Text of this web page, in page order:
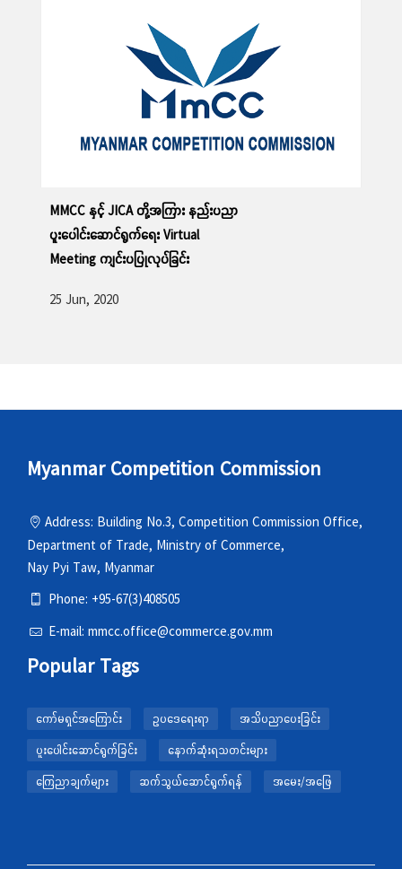
MMCC နှင့် JICA တို့အကြား နည်းပညာ
ပူးပေါင်းဆောင်ရွက်ရေး Virtual
Meeting ကျင်းပပြုလုပ်ခြင်း
25 Jun, 2020
Myanmar Competition Commission
Address: Building No.3, Competition Commission Office,
Department of Trade, Ministry of Commerce,
Nay Pyi Taw, Myanmar
Phone: +95-67(3)408505
E-mail: mmcc.office@commerce.gov.mm
Popular Tags
ကော်မရှင်အကြောင်း ဥပဒေရေးရာ အသိပညာပေးခြင်း
ပူးပေါင်းဆောင်ရွက်ခြင်း နောက်ဆုံးရသတင်းများ
ကြေညာချက်များ ဆက်သွယ်ဆောင်ရွက်ရန် အမေး/အဖြေ